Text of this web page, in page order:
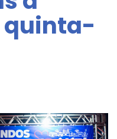
de
Parque
Cartão
quinta-